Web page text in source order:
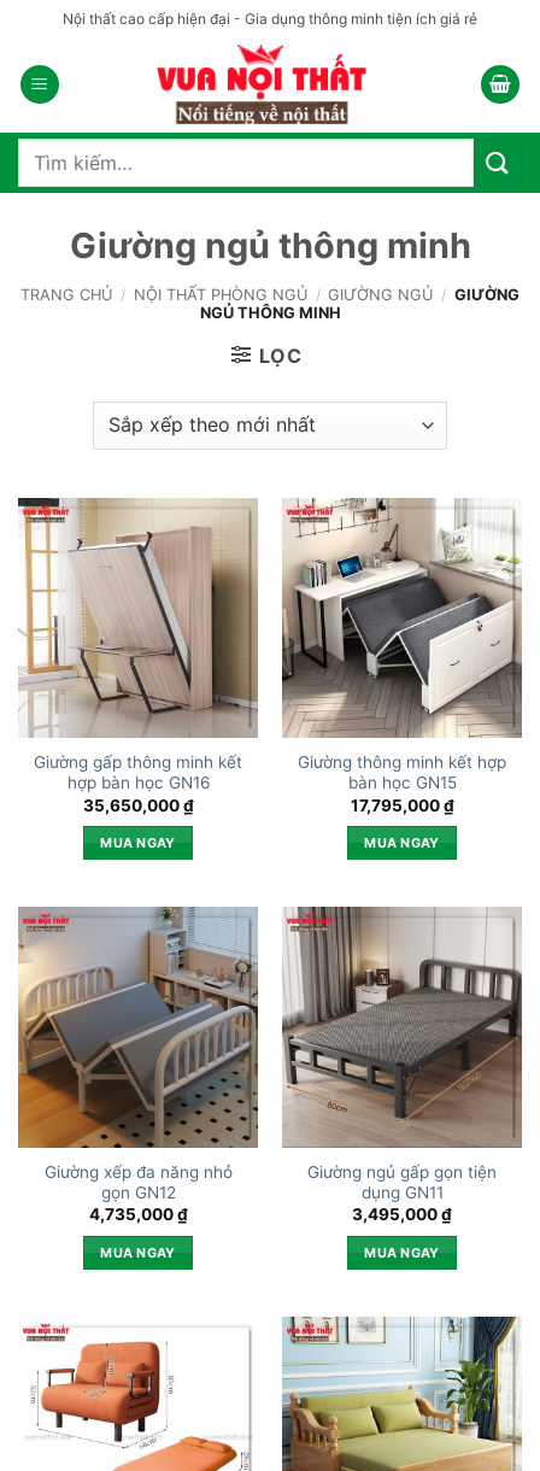
nội
dung
Nội thất cao cấp hiện đại - Gia dụng thông minh tiện ích giá rẻ
Tìm
Giường ngủ thông minh
TRANG CHỦ / NỘI THẤT PHÒNG NGỦ / GIƯỜNG NGỦ / GIƯỜNG
NGỦ THÔNG MINH
LỌC
Giường gấp thông minh kết
hợp bàn học GN16
35,650,000₫
MUA NGAY
Giường thông minh kết hợp
bàn học GN15
17,795,000₫
MUA NGAY
Giường xếp đa năng nhỏ
gọn GN12
4,735,000₫
MUA NGAY
Giường ngủ gấp gọn tiện
dụng GN11
3,495,000₫
MUA NGAY